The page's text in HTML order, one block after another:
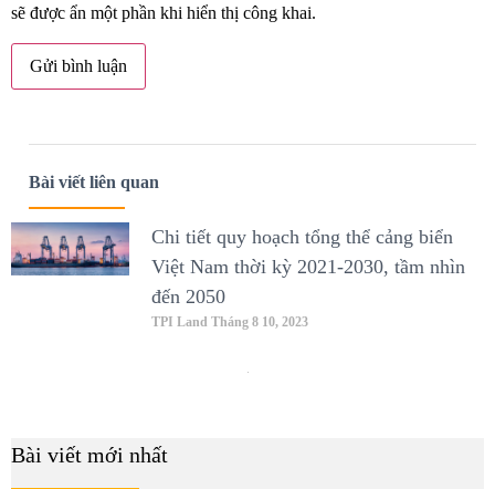
sẽ được ẩn một phần khi hiển thị công khai.
Bài viết liên quan
Chi tiết quy hoạch tổng thể cảng biển
Việt Nam thời kỳ 2021-2030, tầm nhìn
đến 2050
TPI Land Tháng 8 10, 2023
Bài viết mới nhất